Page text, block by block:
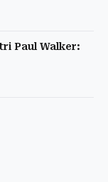
Paul Walker: